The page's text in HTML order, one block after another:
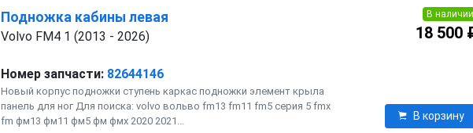
Подножка кабины левая
Volvo FM4 1 (2013 - 2026)
Номер запчасти: 82644146
Новый корпус подножки ступень каркас подножки элемент крыла
панель для ног Для поиска: volvo вольво fm13 fm11 fm5 серия 5 fmx
fm фм13 фм11 фм5 фм фмх 2020 2021...
В наличии
18 500
В корзину